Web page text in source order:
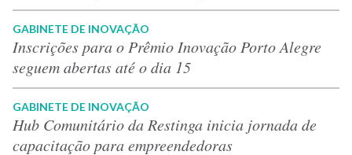
GABINETE DE INOVAÇÃO
Inscrições para o Prêmio Inovação Porto Alegre
seguem abertas até o dia 15
GABINETE DE INOVAÇÃO
Hub Comunitário da Restinga inicia jornada de
capacitação para empreendedoras